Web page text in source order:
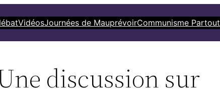
VidéosJournées de MauprévoirCommunisme Partout
discussion sur